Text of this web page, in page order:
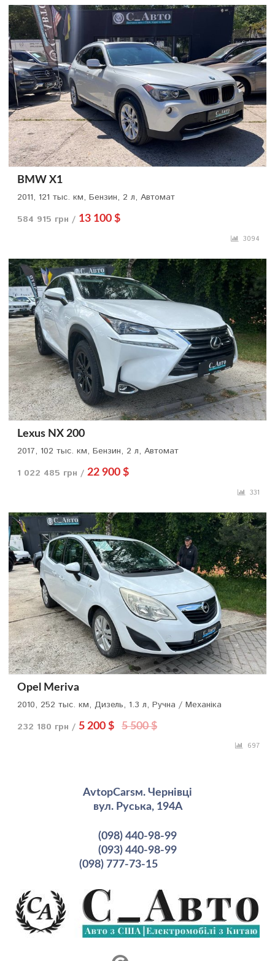
BMW X1
2011, 121 тыс. км, Бензин, 2 л, Автомат
584 915 грн / 13 100 $
3094
Lexus NX 200
2017, 102 тыс. км, Бензин, 2 л, Автомат
1 022 485 грн / 22 900 $
331
Opel Meriva
2010, 252 тыс. км, Дизель, 1.3 л, Ручна / Механіка
232 180 грн / 5 200 $ 5 500 $
697
AvtopCarsм. Чернівці
вул. Руська, 194А
(098) 440-98-99
(093) 440-98-99
(098) 777-73-15рмация